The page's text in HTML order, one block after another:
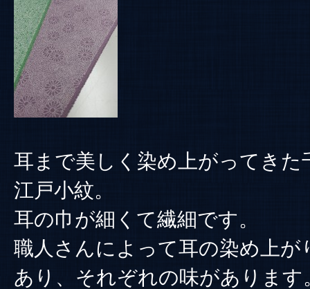
耳まで美しく染め上がってきた
江戸小紋。
耳の巾が細くて繊細です。
職人さんによって耳の染め上が
あり、それぞれの味があります